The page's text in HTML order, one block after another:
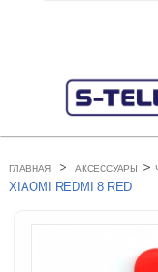
ГЛАВНАЯ > АКСЕССУАРЫ >
XIAOMI REDMI 8 RED